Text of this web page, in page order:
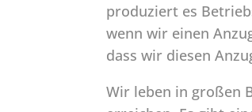
produziert es
wenn wir einen
dass wir diesen
Wir leben in großen